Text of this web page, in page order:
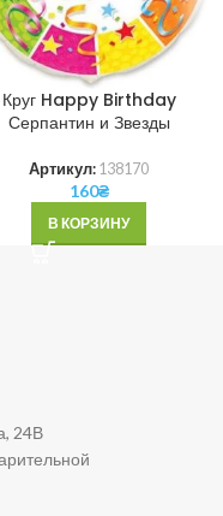
Круг Happy Birthday
Серпантин и Звезды
Артикул: 138170
160₴
В КОРЗИНУ
24В